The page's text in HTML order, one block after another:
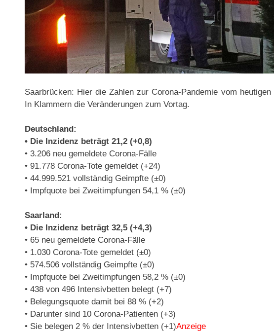
Saarbrücken: Hier die Zahlen zur Corona-Pandemie vom
In Klammern die Veränderungen zum Vortag.
Deutschland:
• Die Inzidenz beträgt 21,2 (+0,8)
• 3.206 neu gemeldete Corona-Fälle
• 91.778 Corona-Tote gemeldet (+24)
• 44.999.521 vollständig Geimpfte (±0)
• Impfquote bei Zweitimpfungen 54,1 % (±0)
Saarland:
• Die Inzidenz beträgt 32,5 (+4,3)
• 65 neu gemeldete Corona-Fälle
• 1.030 Corona-Tote gemeldet (±0)
• 574.506 vollständig Geimpfte (±0)
• Impfquote bei Zweitimpfungen 58,2 % (±0)
• 438 von 496 Intensivbetten belegt (+7)
• Belegungsquote damit bei 88 % (+2)
• Darunter sind 10 Corona-Patienten (+3)
• Sie belegen 2 % der Intensivbetten (+1)Anzeige